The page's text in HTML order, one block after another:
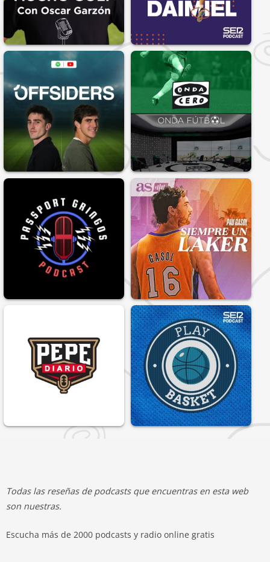
Todas las reseñas de podcasts que encuentras en esta web
son nuestras.
Escucha más de 2000 podcasts y radio online gratis